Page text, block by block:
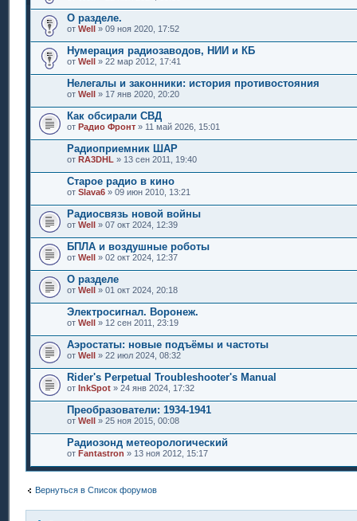
О разделе.
от Well » 09 ноя 2020, 17:52
Нумерация радиозаводов, НИИ и КБ
от Well » 22 мар 2012, 17:41
Нелегалы и законники: история противостояния
от Well » 17 янв 2020, 20:20
Как обсирали СВД
от Радио Фронт » 11 май 2026, 15:01
Радиоприемник ШАР
от RA3DHL » 13 сен 2011, 19:40
Старое радио в кино
от Slava6 » 09 июн 2010, 13:21
Радиосвязь новой войны
от Well » 07 окт 2024, 12:39
БПЛА и воздушные роботы
от Well » 02 окт 2024, 12:37
О разделе
от Well » 01 окт 2024, 20:18
Электросигнал. Воронеж.
от Well » 12 сен 2011, 23:19
Аэростаты: новые подъёмы и частоты
от Well » 22 июл 2024, 08:32
Rider's Perpetual Troubleshooter's Manual
от InkSpot » 24 янв 2024, 17:32
Преобразователи: 1934-1941
от Well » 25 ноя 2015, 00:08
Радиозонд метеорологический
от Fantastron » 13 ноя 2012, 15:17
Вернуться в Список форумов